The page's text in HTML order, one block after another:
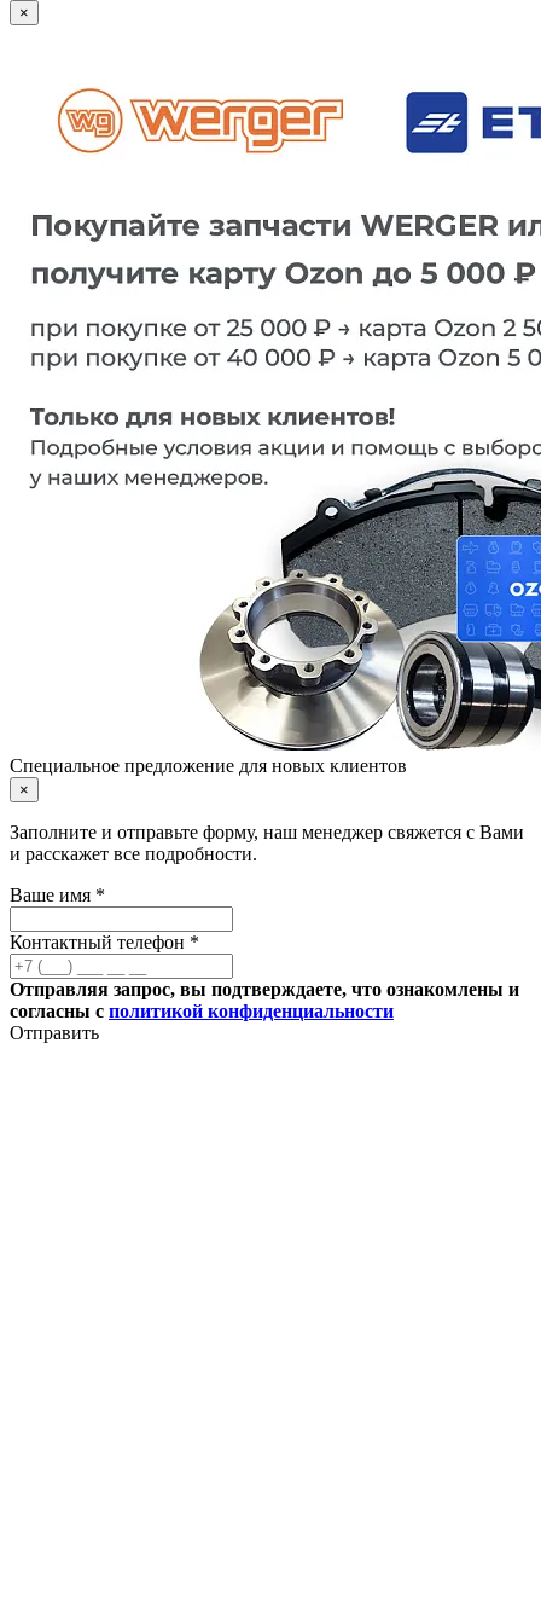
×
Специальное предложение для новых клиентов
×
Заполните и отправьте форму, наш менеджер свяжется с Вами
и расскажет все подробности.
Ваше имя *
Контактный телефон *
Отправляя запрос, вы подтверждаете, что ознакомлены и
согласны с политикой конфиденциальности
Отправить